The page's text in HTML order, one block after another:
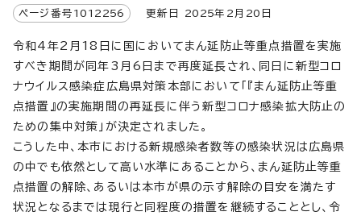
ページ番号 1012256 更新日 2025年2月 20 日
令和4年2月18日に国においてまん延防止等重点措置を実施
すべき期間が同年3月6日まで再度延長され、同日に新型コロ
ナウイルス感染症広島県対策本部において「『まん延防止等重
点措置』の実施期間の再延長に伴う新型コロナ感染拡大防止の
ための集中対策」が決定されました。
こうした中、本市における新規感染者数等の感染状況は広島県
の中でも依然として高い水準にあることから、まん延防止等重
点措置の解除、あるいは本市が県の示す解除の目安を満たす
状況となるまでは現行と同程度の措置を継続することとし、令